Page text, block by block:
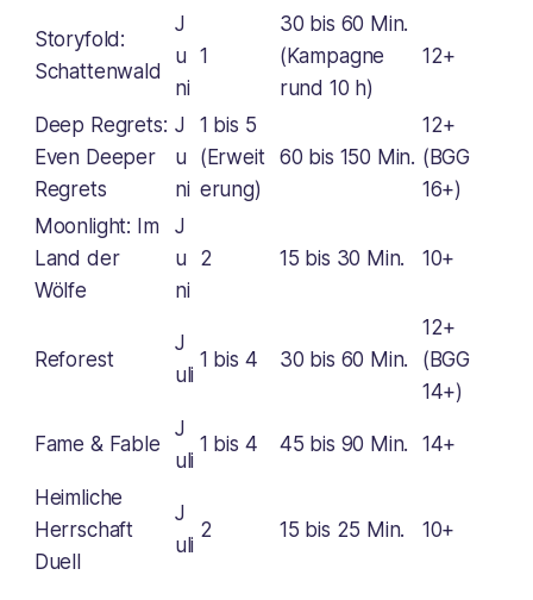
Storyfold:
Schattenwald
J
u
ni
1
30 bis 60 Min.
(Kampagne
rund 10 h)
12+
Deep Regrets:
Even Deeper
Regrets
J
u
ni
1 bis 5
(Erweit
erung)
60 bis 150 Min.
12+
(BGG
16+)
Moonlight: Im
Land der
Wölfe
J
u
ni
2 15 bis 30 Min. 10+
Reforest
J
uli
1 bis 4 30 bis 60 Min.
12+
(BGG
14+)
Fame & Fable
J
uli
1 bis 4 45 bis 90 Min. 14+
Heimliche
Herrschaft
Duell
J
uli
2 15 bis 25 Min. 10+